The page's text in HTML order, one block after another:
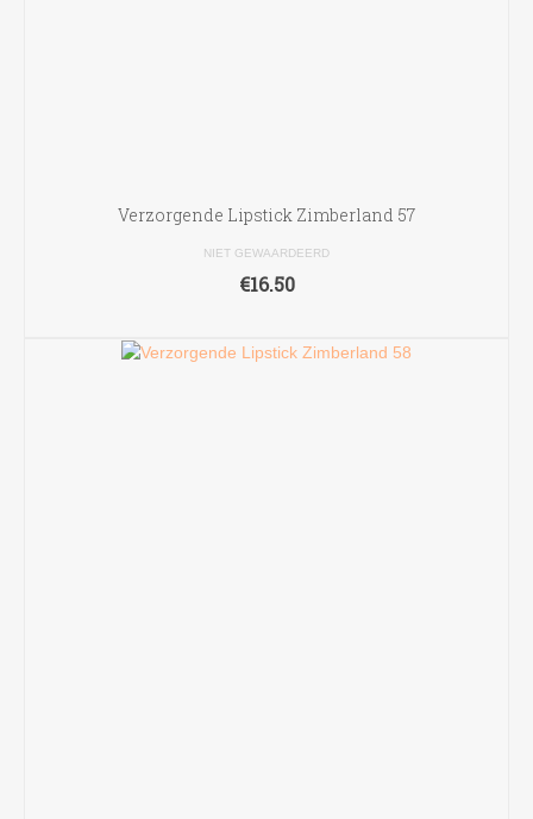
Verzorgende Lipstick Zimberland 57
NIET GEWAARDEERD
€16.50